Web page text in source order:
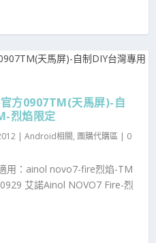
方0907TM(天馬屏)-自
烈焰限定
| Android相關, 團購代購區| 0
用：ainol novo7-fire烈焰-TM
艾諾Ainol NOVO7 Fire-烈